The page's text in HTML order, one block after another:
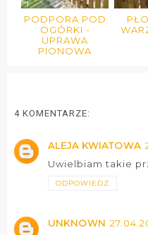
PODPORA POD
OGÓRKI -
UPRAWA
PIONOWA
4 KOMENTARZE:
ALEJA KWIATOWA
Uwielbiam takie
ODPOWIEDZ
UNKNOWN